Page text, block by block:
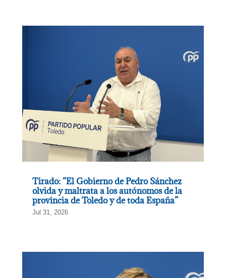
Tirado: “El Gobierno de Pedro Sánchez
olvida y maltrata a los autónomos de la
provincia de Toledo y de toda España”
Jul 31, 2026